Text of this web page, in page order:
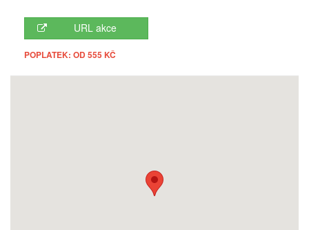
URL akce
POPLATEK: OD 555 KČ